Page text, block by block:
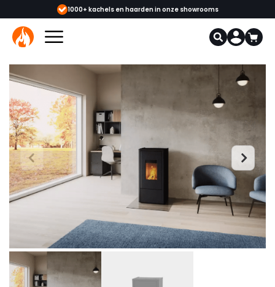
1000+ kachels en haarden in onze showrooms